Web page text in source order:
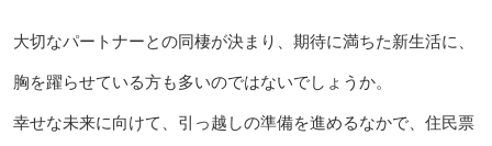
大切なパートナーとの同棲が決まり、期待に満ちた新生活に、
胸を躍らせている方も多いのではないでしょうか。
幸せな未来に向けて、引っ越しの準備を進めるなかで、住民票